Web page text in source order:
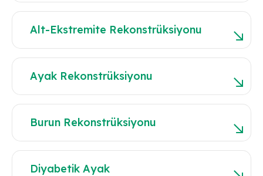
Alt-Ekstremite Rekonstrüksiyonu
Ayak Rekonstrüksiyonu
Burun Rekonstrüksiyonu
Diyabetik Ayak